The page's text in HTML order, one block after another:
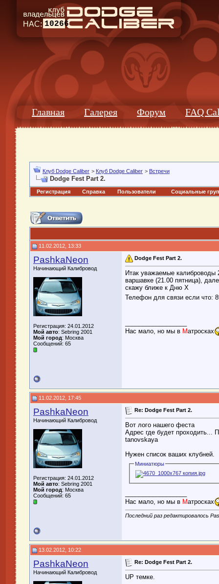
10266
Главная Галерея Форум FAQ
Клуб Dodge Caliber > Клуб Dodge Caliber > Встречи
Dodge Fest Part 2.
Регистрация Справка Пользователи Социальные
11.02.2012, 13:33
PashkaNeon
Начинающий Калибровод
Регистрация: 24.01.2012
Мой авто: Sebring 2001
Мой город: Москва
Сообщений: 65
Dodge Fest Part 2.
Итак уважаемые калиброводы
варшавке (21.00 пятница),
скажу ближе к Дню X
Телефон для связи если что:
Нас мало, но мы в Матросках
11.02.2012, 17:45
PashkaNeon
Начинающий Калибровод
Регистрация: 24.01.2012
Мой авто: Sebring 2001
Мой город: Москва
Сообщений: 65
Re: Dodge Fest Part 2.
Вот лого нашего феста
Адрес где будет проходить...
tanovskaya
Нужен список ваших клубней.
Миниатюры
Нас мало, но мы в Матросках
Последний раз редактировалось
13.02.2012, 10:22
PashkaNeon
Начинающий Калибровод
Re: Dodge Fest Part 2.
UP темке.